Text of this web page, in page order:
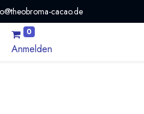
cacao.de
0
Anmelden